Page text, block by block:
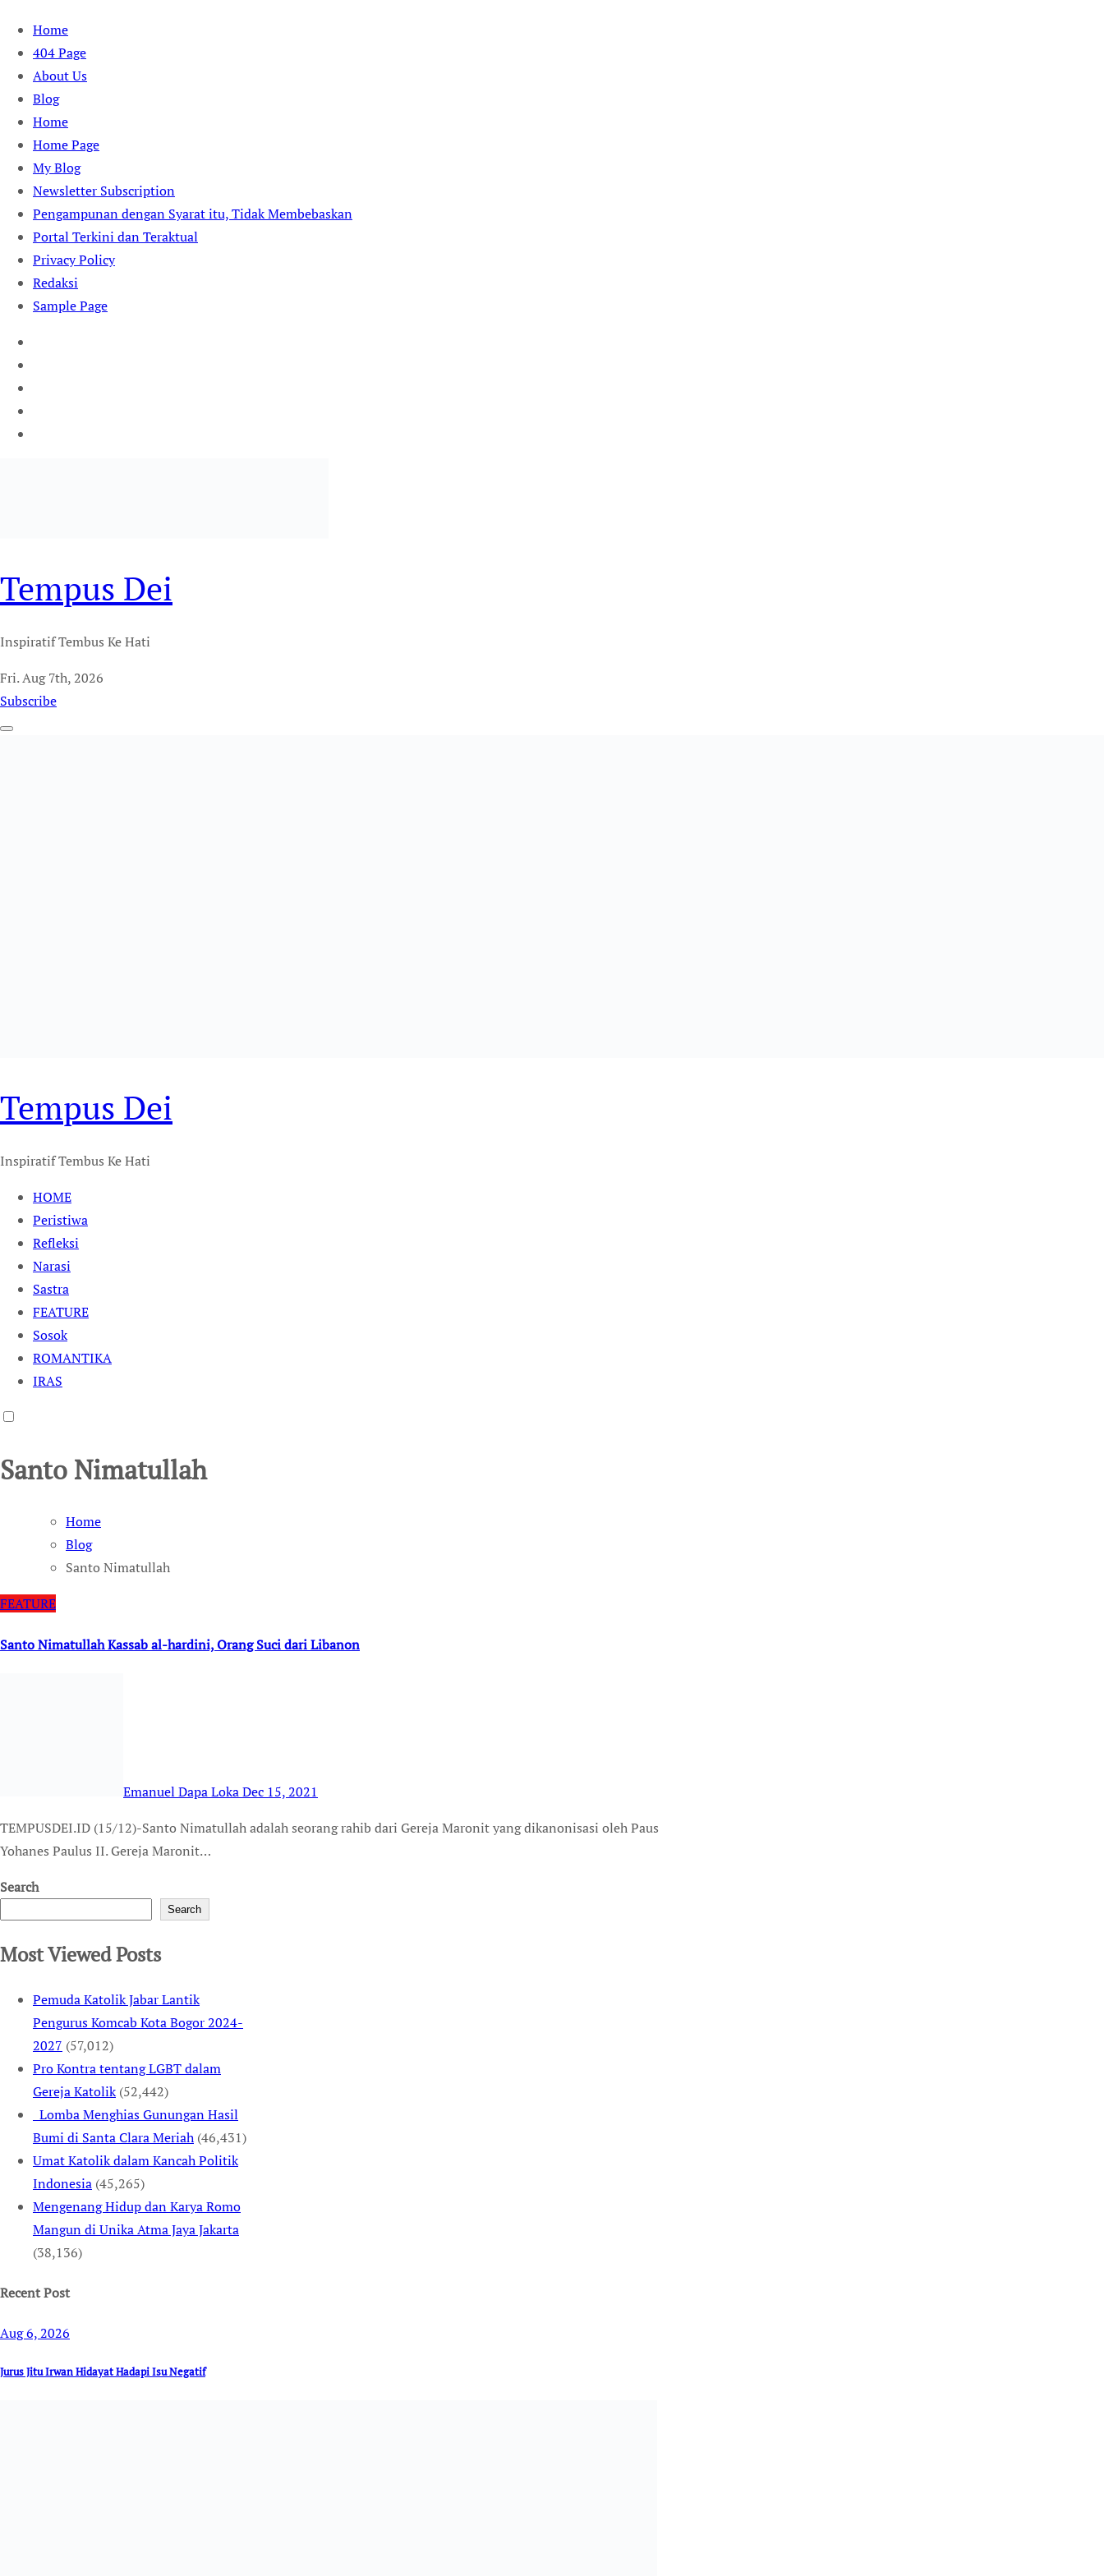
Skip
content
Home
404 Page
About Us
Blog
Home
Home Page
My Blog
Newsletter Subscription
Pengampunan dengan Syarat itu, Tidak Membebaskan
Portal Terkini dan Teraktual
Privacy Policy
Redaksi
Sample Page
Tempus Dei
Inspiratif Tembus Ke Hati
Fri. Aug 7th, 2026
Subscribe
Tempus Dei
Inspiratif Tembus Ke Hati
HOME
Peristiwa
Refleksi
Narasi
Sastra
FEATURE
Sosok
ROMANTIKA
IRAS
Santo Nimatullah
Home
Blog
Santo Nimatullah
FEATURE
Santo Nimatullah Kassab al-hardini, Orang Suci dari Libanon
Emanuel Dapa LokaDec 15, 2021
TEMPUSDEI.ID (15/12)-Santo Nimatullah adalah seorang rahib dari Gereja Maronit yang dikanonisasi oleh Paus
Yohanes Paulus II. Gereja Maronit…
Search
Search
Most Viewed Posts
Pemuda Katolik Jabar Lantik
Pengurus Komcab Kota Bogor 2024-
2027 (57,012)
Pro Kontra tentang LGBT dalam
Gereja Katolik (52,442)
Lomba Menghias Gunungan Hasil
Bumi di Santa Clara Meriah (46,431)
Umat Katolik dalam Kancah Politik
Indonesia (45,265)
Mengenang Hidup dan Karya Romo
Mangun di Unika Atma Jaya Jakarta
(38,136)
Recent Post
Aug 6, 2026
Jurus Jitu Irwan Hidayat Hadapi Isu Negatif